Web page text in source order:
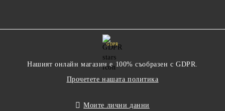
GDPR
Нашият онлайн магазин е 100% съобразен с GDPR.
Прочетете нашата политика
Моите лични данни